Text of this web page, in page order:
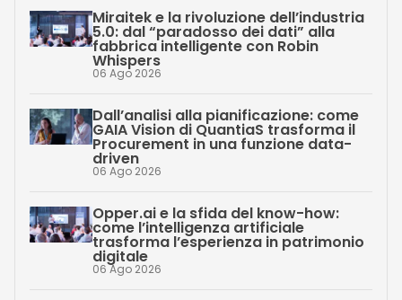
Miraitek e la rivoluzione dell’industria
5.0: dal “paradosso dei dati” alla
fabbrica intelligente con Robin
Whispers
06 Ago 2026
Dall’analisi alla pianificazione: come
GAIA Vision di QuantiaS trasforma il
Procurement in una funzione data-
driven
06 Ago 2026
Opper.ai e la sfida del know-how:
come l’intelligenza artificiale
trasforma l’esperienza in patrimonio
digitale
06 Ago 2026